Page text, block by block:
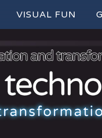
VISUAL FUN